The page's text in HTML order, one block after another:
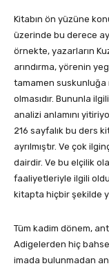
Kitabın ön yüzüne
üzerinde bu derece
örnekte, yazarların
arındırma, yörenin
tamamen suskunluğa
olmasıdır. Bununla
analizi anlamını
216 sayfalık bu ders
ayrılmıştır. Ve çok
dairdir. Ve bu elçilik
faaliyetleriyle ilgili
kitapta hiçbir şekilde
Tüm kadim dönem,
Adigelerden hiç
imada bulunmadan